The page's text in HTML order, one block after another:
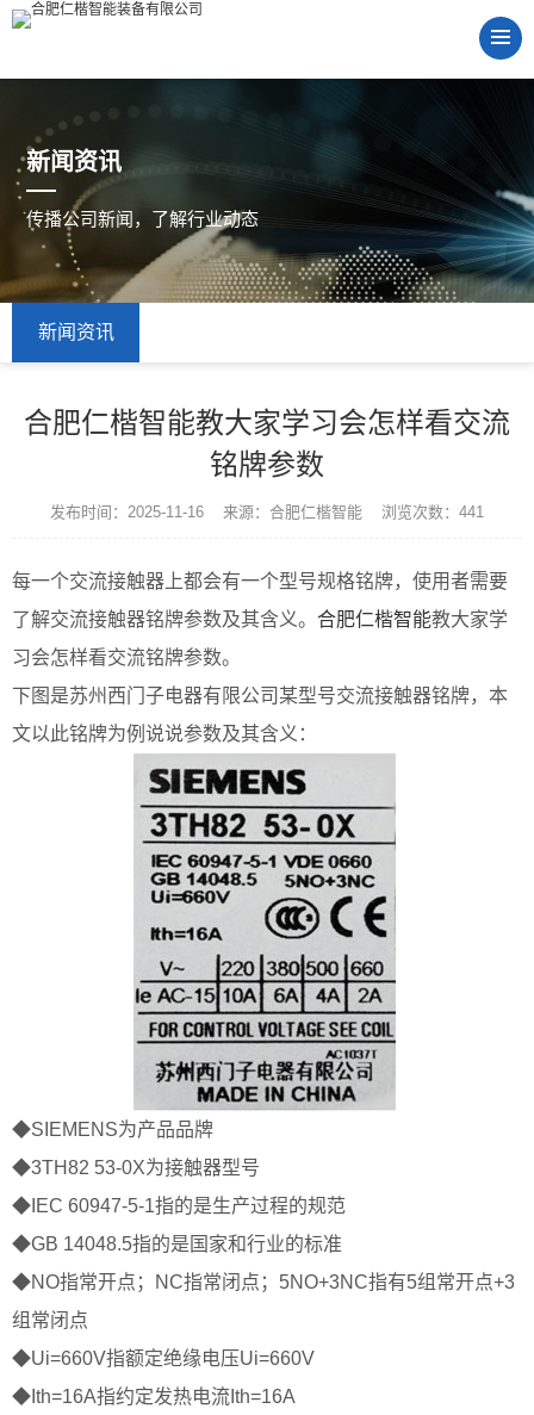
新闻资讯
传播公司新闻，了解行业动态
新闻资讯
合肥仁楷智能教大家学习会怎样看交流
铭牌参数
发布时间：2025-11-16 来源：合肥仁楷智能 浏览次数：441
每一个交流接触器上都会有一个型号规格铭牌，使用者需要
了解交流接触器铭牌参数及其含义。 合肥仁楷智能教大家学
习会怎样看交流铭牌参数。
下图是苏州西门子电器有限公司某型号交流接触器铭牌，本
文以此铭牌为例说说参数及其含义：
◆SIEMENS为产品品牌
◆3TH82 53-0X为接触器型号
◆IEC 60947-5-1指的是生产过程的规范
◆GB 14048.5指的是国家和行业的标准
◆NO指常开点；NC指常闭点；5NO+3NC指有5组常开点+3
组常闭点
◆Ui=660V指额定绝缘电压Ui=660V
◆Ith=16A指约定发热电流Ith=16A